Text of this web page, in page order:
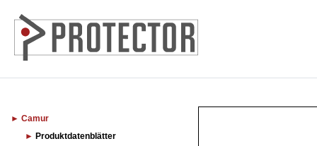
Camur
Produktdatenblätter